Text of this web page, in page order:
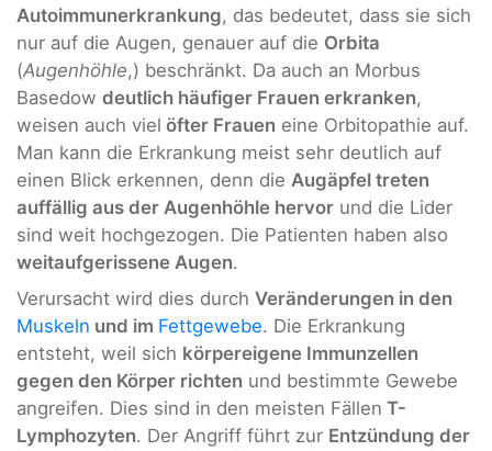
Autoimmunerkrankung, das bedeutet, dass sie sich
nur auf die Augen, genauer auf die Orbita
(Augenhöhle,) beschränkt. Da auch an Morbus
Basedow deutlich häufiger Frauen erkranken,
weisen auch viel öfter Frauen eine Orbitopathie auf.
Man kann die Erkrankung meist sehr deutlich auf
einen Blick erkennen, denn die Augäpfel treten
auffällig aus der Augenhöhle hervor und die Lider
sind weit hochgezogen. Die Patienten haben also
weitaufgerissene Augen.
Verursacht wird dies durch Veränderungen in den
Muskeln und im Fettgewebe. Die Erkrankung
entsteht, weil sich körpereigene Immunzellen
gegen den Körper richten und bestimmte Gewebe
angreifen. Dies sind in den meisten Fällen T-
Lymphozyten. Der Angriff führt zur Entzündung der